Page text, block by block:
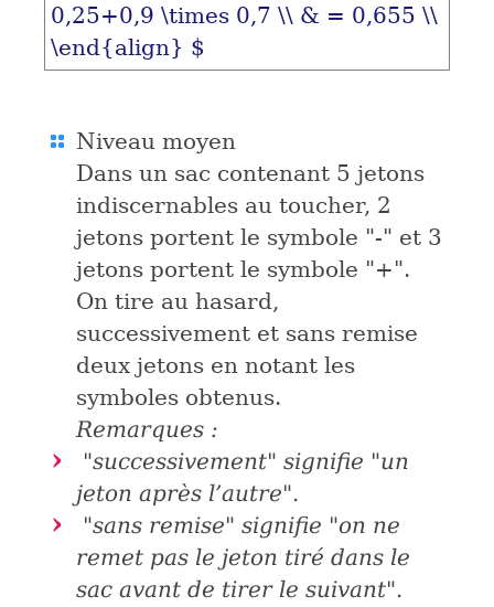
0,25+0,9 \times 0,7 \\ & = 0,655 \\
\end{align} $
Niveau moyen
Dans un sac contenant 5 jetons
indiscernables au toucher, 2
jetons portent le symbole "-" et 3
jetons portent le symbole "+".
On tire au hasard,
successivement et sans remise
deux jetons en notant les
symboles obtenus.
Remarques :
"successivement" signifie "un
jeton après l’autre".
"sans remise" signifie "on ne
remet pas le jeton tiré dans le
sac avant de tirer le suivant".